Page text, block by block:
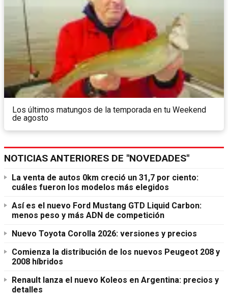
Los últimos matungos de la temporada en tu Weekend
de agosto
NOTICIAS ANTERIORES DE "NOVEDADES"
La venta de autos 0km creció un 31,7 por ciento:
cuáles fueron los modelos más elegidos
Así es el nuevo Ford Mustang GTD Liquid Carbon:
menos peso y más ADN de competición
Nuevo Toyota Corolla 2026: versiones y precios
Comienza la distribución de los nuevos Peugeot 208 y
2008 híbridos
Renault lanza el nuevo Koleos en Argentina: precios y
detalles